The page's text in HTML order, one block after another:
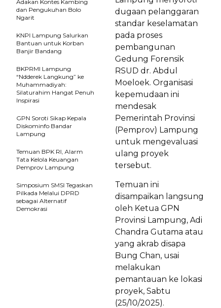
dugaan pelanggaran
standar keselamatan
pada proses
pembangunan
Gedung Forensik
RSUD dr. Abdul
Moeloek. Organisasi
kepemudaan ini
mendesak
Pemerintah Provinsi
(Pemprov) Lampung
untuk mengevaluasi
ulang proyek
tersebut.
Temuan ini
disampaikan langsung
oleh Ketua GPN
Provinsi Lampung, Adi
Chandra Gutama atau
yang akrab disapa
Bung Chan, usai
melakukan
pemantauan ke lokasi
proyek, Sabtu
(25/10/2025).
Adakan Kontes Kambing
dan Pengukuhan Bolo
Ngarit
KNPI Lampung Salurkan
Bantuan untuk Korban
Banjir Bandang
BKPRMI Lampung
“Ndderek Langkung” ke
Muhammadiyah:
Silaturahim Hangat Penuh
Inspirasi
GPN Soroti Sikap Kepala
Diskominfo Bandar
Lampung
Temuan BPK RI, Alarm
Tata Kelola Keuangan
Pemprov Lampung
Simposium SMSI Tegaskan
Pilkada Melalui DPRD
sebagai Alternatif
Demokrasi